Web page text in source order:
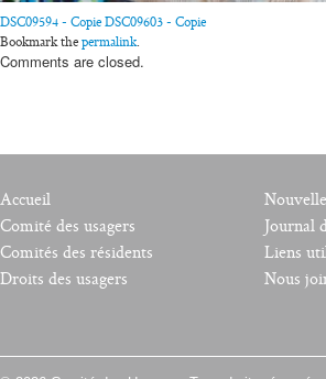
DSC09594 - Copie DSC09603 - Copie
Bookmark the permalink.
Comments are closed.
Accueil
Comité des usagers
Comités des résidents
Droits des usagers
Journal
Liens
Nous